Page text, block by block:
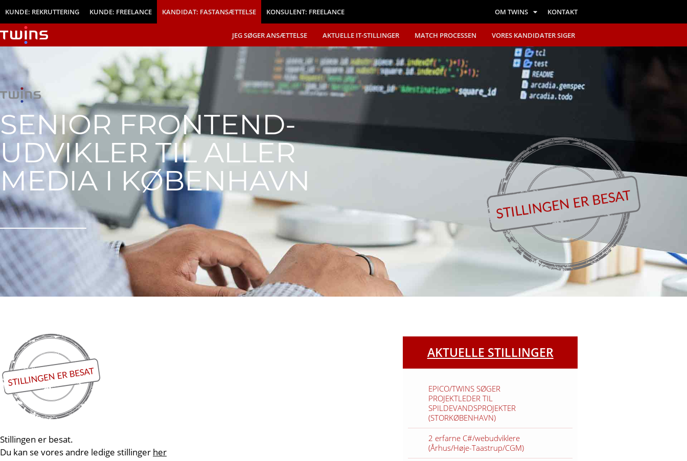
KUNDE: REKRUTTERING KUNDE: FREELANCE KANDIDAT: FASTANSÆTTELSE KONSULENT: FREELANCE OM TWINS KONTAKT
JEG SØGER ANSÆTTELSE AKTUELLE IT-STILLINGER MATCH PROCESSEN VORES KANDIDATER SIGER
SENIOR FRONTEND-
UDVIKLER TIL ALLER
MEDIA I KØBENHAVN
Stillingen er besat.
Du kan se vores andre ledige stillinger her
AKTUELLE STILLINGER
EPICO/TWINS SØGER
PROJEKTLEDER TIL
SPILDEVANDSPROJEKTER
(STORKØBENHAVN)
2 erfarne C#/webudviklere
(Århus/Høje-Taastrup/CGM)